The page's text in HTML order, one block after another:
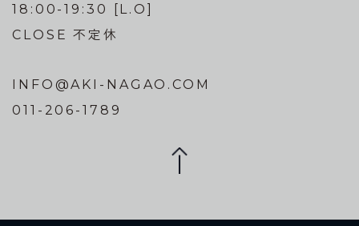
18:00-19:30 [L.O]
CLOSE 不定休
INFO@AKI-NAGAO.COM
011-206-1789